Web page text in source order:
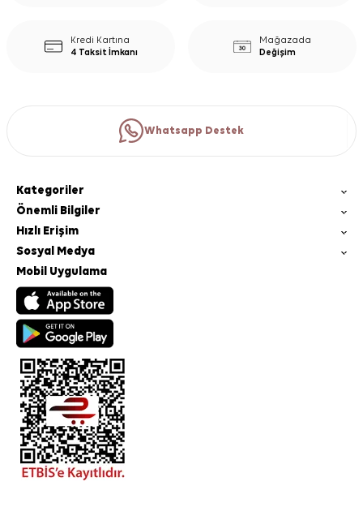
Kredi Kartına
4 Taksit İmkanı
Mağazada
Değişim
Whatsapp Destek
Kategoriler
Önemli Bilgiler
Hızlı Erişim
Sosyal Medya
Mobil Uygulama